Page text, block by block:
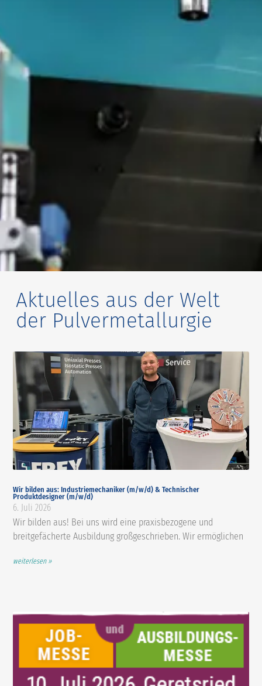
Aktuelles aus der Welt
der Pulvermetallurgie
Wir bilden aus: Industriemechaniker (m/w/d) & Technischer
Produktdesigner (m/w/d)
6. Juli 2026
Wir bilden aus! Bei uns wird eine praxisbezogene und
breitgefächerte Ausbildung großgeschrieben. Wir ermöglichen
weiterlesen »